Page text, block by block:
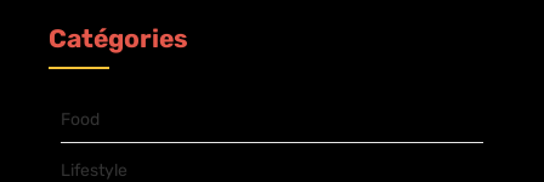
Catégories
Food
Lifestyle